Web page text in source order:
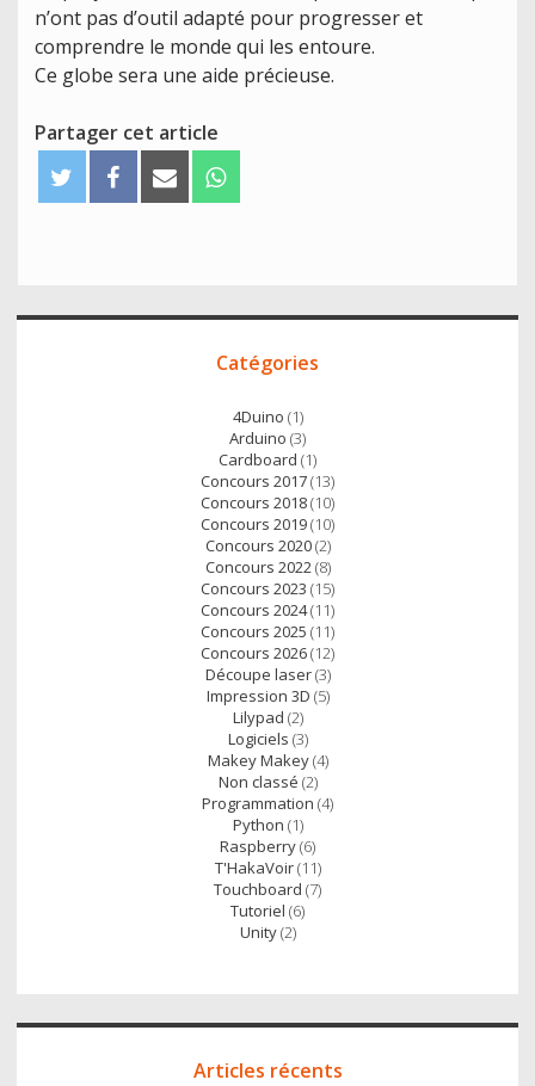
n’ont pas d’outil adapté pour progresser et
comprendre le monde qui les entoure.
Ce globe sera une aide précieuse.
Partager cet article
w
e
a
o
m
h
A
p
Accès
Catégories
4Duino (1)
Arduino (3)
Cardboard (1)
Concours 2017(13)
Concours 2018(10)
Concours 2019(10)
Concours 2020(2)
Concours 2022(8)
Concours 2023 (15)
Concours 2024(11)
Concours 2025 (11)
Concours 2026(12)
Découpe laser(3)
Impression 3D (5)
Lilypad (2)
Logiciels (3)
Makey Makey(4)
Non classé (2)
Programmation (4)
Python (1)
Raspberry(6)
T'HakaVoir(11)
Touchboard (7)
Tutoriel (6)
Unity(2)
Articles récents